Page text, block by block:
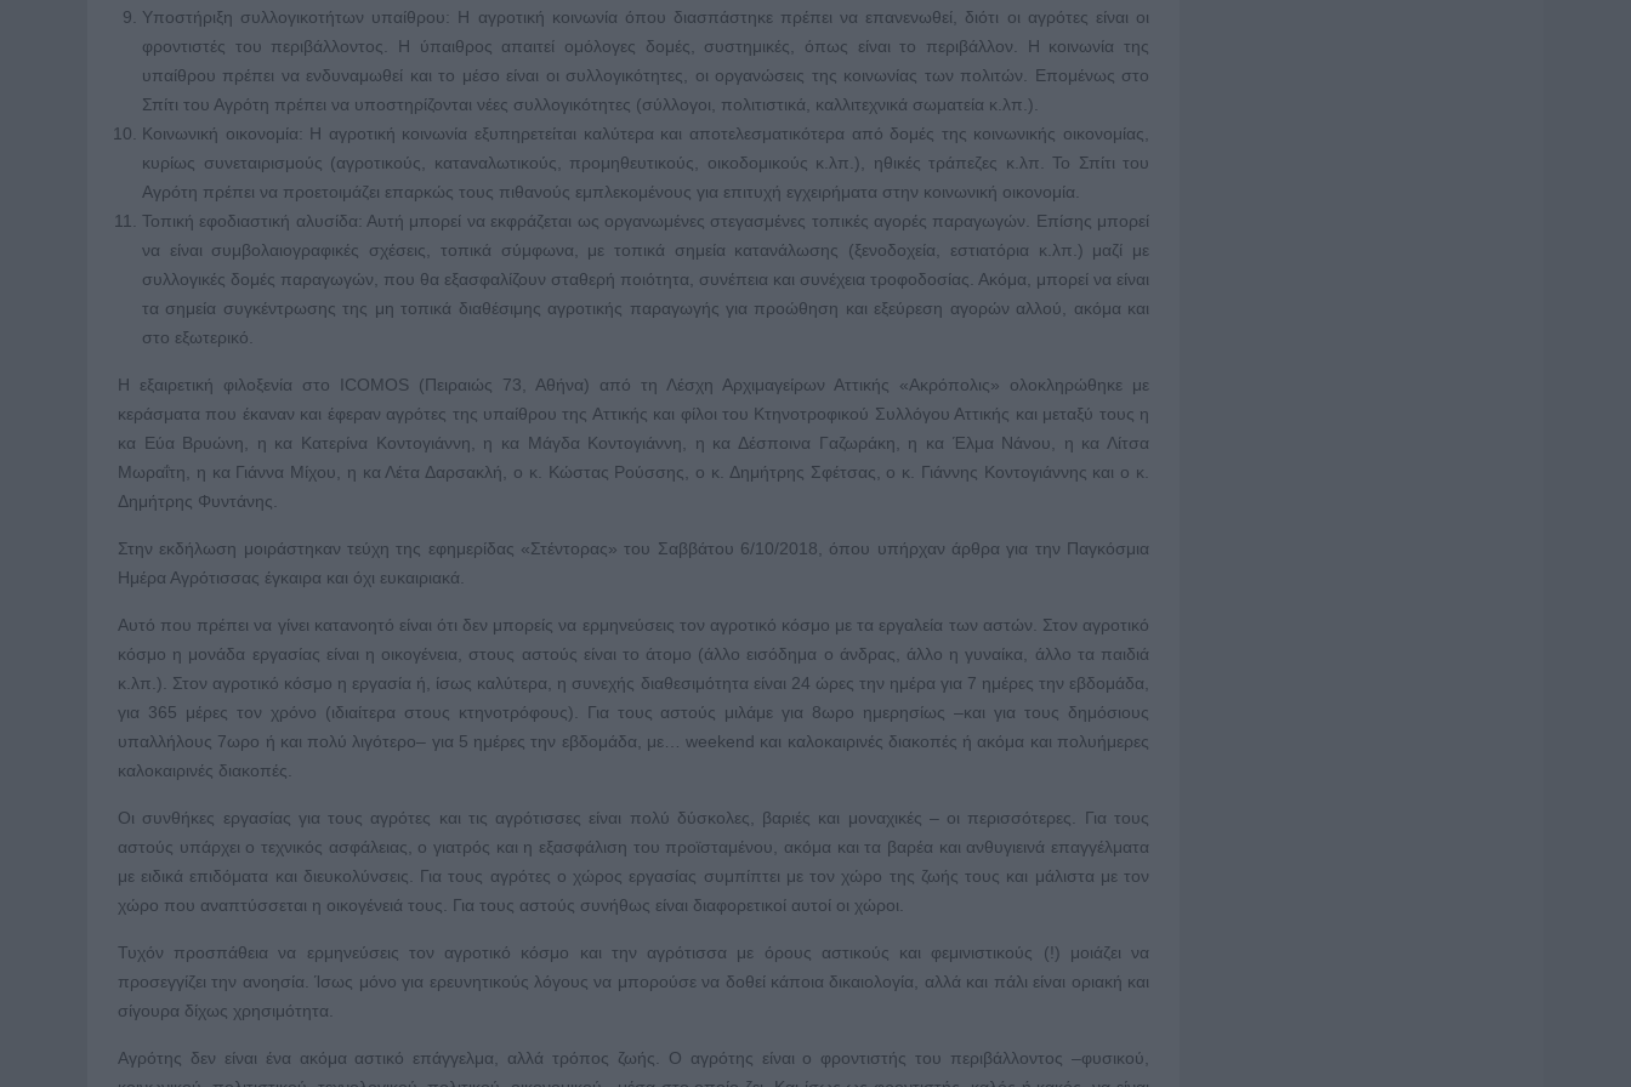
Υποστήριξη συλλογικοτήτων υπαίθρου: Η αγροτική κοινωνία όπου διασπάστηκε πρέπει να επανενωθεί, διότι οι αγρότες είναι οι
φροντιστές του περιβάλλοντος. Η ύπαιθρος απαιτεί ομόλογες δομές, συστημικές, όπως είναι το περιβάλλον. Η κοινωνία της
υπαίθρου πρέπει να ενδυναμωθεί και το μέσο είναι οι συλλογικότητες, οι οργανώσεις της κοινωνίας των πολιτών. Επομένως στο
Σπίτι του Αγρότη πρέπει να υποστηρίζονται νέες συλλογικότητες (σύλλογοι, πολιτιστικά, καλλιτεχνικά σωματεία κ.λπ.).
Κοινωνική οικονομία: Η αγροτική κοινωνία εξυπηρετείται καλύτερα και αποτελεσματικότερα από δομές της κοινωνικής οικονομίας,
κυρίως συνεταιρισμούς (αγροτικούς, καταναλωτικούς, προμηθευτικούς, οικοδομικούς κ.λπ.), ηθικές τράπεζες κ.λπ. Το Σπίτι του
Αγρότη πρέπει να προετοιμάζει επαρκώς τους πιθανούς εμπλεκομένους για επιτυχή εγχειρήματα στην κοινωνική οικονομία.
Τοπική εφοδιαστική αλυσίδα: Αυτή μπορεί να εκφράζεται ως οργανωμένες στεγασμένες τοπικές αγορές παραγωγών. Επίσης μπορεί
να είναι συμβολαιογραφικές σχέσεις, τοπικά σύμφωνα, με τοπικά σημεία κατανάλωσης (ξενοδοχεία, εστιατόρια κ.λπ.) μαζί με
συλλογικές δομές παραγωγών, που θα εξασφαλίζουν σταθερή ποιότητα, συνέπεια και συνέχεια τροφοδοσίας. Ακόμα, μπορεί να είναι
τα σημεία συγκέντρωσης της μη τοπικά διαθέσιμης αγροτικής παραγωγής για προώθηση και εξεύρεση αγορών αλλού, ακόμα και
στο εξωτερικό.
Η εξαιρετική φιλοξενία στο ICOMOS (Πειραιώς 73, Αθήνα) από τη Λέσχη Αρχιμαγείρων Αττικής «Ακρόπολις» ολοκληρώθηκε με
κεράσματα που έκαναν και έφεραν αγρότες της υπαίθρου της Αττικής και φίλοι του Κτηνοτροφικού Συλλόγου Αττικής και μεταξύ τους η
κα Εύα Βρυώνη, η κα Κατερίνα Κοντογιάννη, η κα Μάγδα Κοντογιάννη, η κα Δέσποινα Γαζωράκη, η κα Έλμα Νάνου, η κα Λίτσα
Μωραΐτη, η κα Γιάννα Μίχου, η κα Λέτα Δαρσακλή, ο κ. Κώστας Ρούσσης, ο κ. Δημήτρης Σφέτσας, ο κ. Γιάννης Κοντογιάννης και ο κ.
Δημήτρης Φυντάνης.
Στην εκδήλωση μοιράστηκαν τεύχη της εφημερίδας «Στέντορας» του Σαββάτου 6/10/2018, όπου υπήρχαν άρθρα για την Παγκόσμια
Ημέρα Αγρότισσας έγκαιρα και όχι ευκαιριακά.
Αυτό που πρέπει να γίνει κατανοητό είναι ότι δεν μπορείς να ερμηνεύσεις τον αγροτικό κόσμο με τα εργαλεία των αστών. Στον αγροτικό
κόσμο η μονάδα εργασίας είναι η οικογένεια, στους αστούς είναι το άτομο (άλλο εισόδημα ο άνδρας, άλλο η γυναίκα, άλλο τα παιδιά
κ.λπ.). Στον αγροτικό κόσμο η εργασία ή, ίσως καλύτερα, η συνεχής διαθεσιμότητα είναι 24 ώρες την ημέρα για 7 ημέρες την εβδομάδα,
για 365 μέρες τον χρόνο (ιδιαίτερα στους κτηνοτρόφους). Για τους αστούς μιλάμε για 8ωρο ημερησίως –και για τους δημόσιους
υπαλλήλους 7ωρο ή και πολύ λιγότερο– για 5 ημέρες την εβδομάδα, με… weekend και καλοκαιρινές διακοπές ή ακόμα και πολυήμερες
καλοκαιρινές διακοπές.
Οι συνθήκες εργασίας για τους αγρότες και τις αγρότισσες είναι πολύ δύσκολες, βαριές και μοναχικές – οι περισσότερες. Για τους
αστούς υπάρχει ο τεχνικός ασφάλειας, ο γιατρός και η εξασφάλιση του προϊσταμένου, ακόμα και τα βαρέα και ανθυγιεινά επαγγέλματα
με ειδικά επιδόματα και διευκολύνσεις. Για τους αγρότες ο χώρος εργασίας συμπίπτει με τον χώρο της ζωής τους και μάλιστα με τον
χώρο που αναπτύσσεται η οικογένειά τους. Για τους αστούς συνήθως είναι διαφορετικοί αυτοί οι χώροι.
Τυχόν προσπάθεια να ερμηνεύσεις τον αγροτικό κόσμο και την αγρότισσα με όρους αστικούς και φεμινιστικούς (!) μοιάζει να
προσεγγίζει την ανοησία. Ίσως μόνο για ερευνητικούς λόγους να μπορούσε να δοθεί κάποια δικαιολογία, αλλά και πάλι είναι οριακή και
σίγουρα δίχως χρησιμότητα.
Αγρότης δεν είναι ένα ακόμα αστικό επάγγελμα, αλλά τρόπος ζωής. Ο αγρότης είναι ο φροντιστής του περιβάλλοντος –φυσικού,